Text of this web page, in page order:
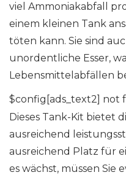
viel Ammoniakabfall
einem kleinen Tank
töten kann. Sie sind
unordentliche Esser,
Lebensmittelabfällen
$config[ads_text2] not
Dieses Tank-Kit bietet
ausreichend
ausreichend Platz für
es wächst, müssen Sie